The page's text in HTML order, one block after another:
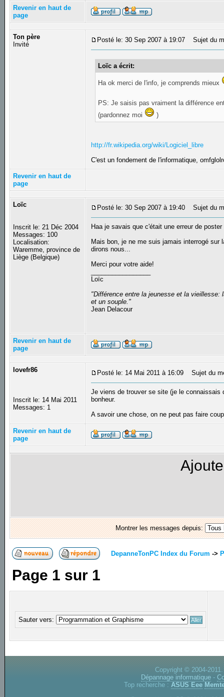
Revenir en haut de
page
Ton père
Invité
Posté le: 30 Sep 2007 à 19:07 Sujet du
Loïc a écrit:
Ha ok merci de l'info, je comprends mieux
PS: Je saisis pas vraiment la différence
(pardonnez moi
)
http://fr.wikipedia.org/wiki/Logiciel_libre
C'est un fondement de l'informatique,
Revenir en haut de
page
Loïc
Inscrit le: 21 Déc 2004
Messages: 100
Localisation:
Waremme, province de
Liège (Belgique)
Posté le: 30 Sep 2007 à 19:40 Sujet du
Haa je savais que c'était une erreur de poster
Mais bon, je ne me suis jamais interrogé
dirons nous...
Merci pour votre aide!
Loïc
"Différence entre la jeunesse et la vieillesse:
et un souple."
Jean Delacour
Revenir en haut de
page
lovefr86
Inscrit le: 14 Mai 2011
Messages: 1
Posté le: 14 Mai 2011 à 16:09 Sujet du
Je viens de trouver se site (je le
bonheur.
A savoir une chose, on ne peut pas faire
Revenir en haut de
page
Montrer les messages depuis:
DepanneTonPC Index du Forum ->
Page 1 sur 1
Sauter vers:
Copyright © 2004-
Dépannage informatique -
Top recherche : ASUS Eee